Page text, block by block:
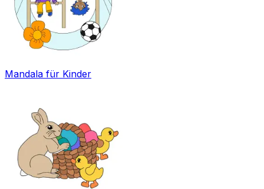
Mandala für Kinder